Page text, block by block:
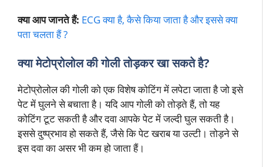
क्या आप जानते हैं: ECG क्या है, कैसे किया जाता है और इससे क्या
पता चलता हैं ?
क्यामेटोप्रोलोलकी गोली तोड़कर खा सकते है?
मेटोप्रोलोल की गोली को एक विशेष कोटिंग में लपेटा जाता है जो इसे
पेट में घुलने से बचाता है। यदि आप गोली को तोड़ते हैं, तो यह
कोटिंग टूट सकती है और दवा आपके पेट में जल्दी घुल सकती है।
इससे दुष्प्रभाव हो सकते हैं, जैसे कि पेट खराब या उल्टी। तोड़ने से
इस दवा का असर भी कम हो जाता हैं।